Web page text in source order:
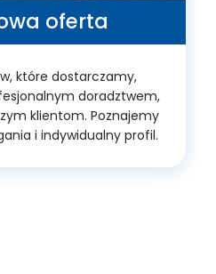
oferta
które dostarczamy,
doradztwem,
klientom. Poznajemy
i indywidualny profil.